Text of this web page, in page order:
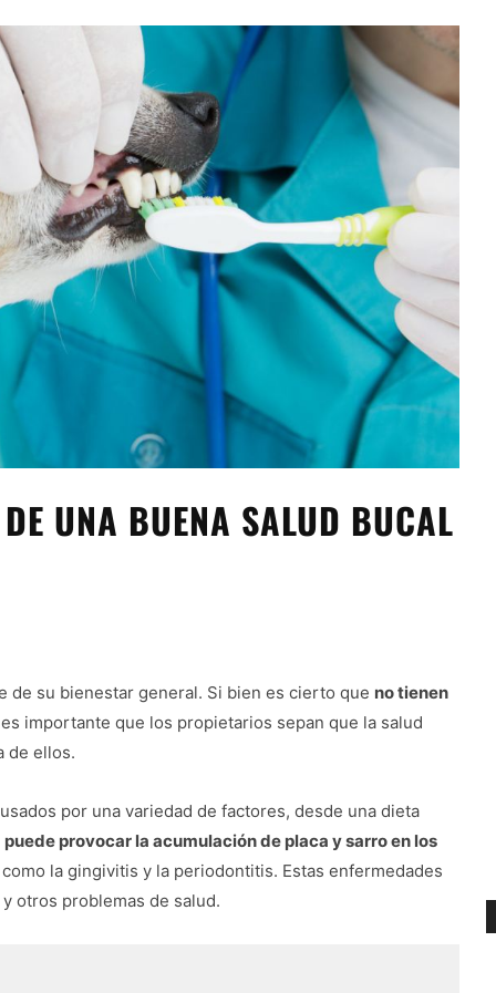
UNA BUENA SALUD BUCAL
de su bienestar general. Si bien es cierto que no tienen
importante que los propietarios sepan que la salud
de ellos.
por una variedad de factores, desde una dieta
puede provocar la acumulación de placa y sarro en los
la gingivitis y la periodontitis. Estas enfermedades
otros problemas de salud.